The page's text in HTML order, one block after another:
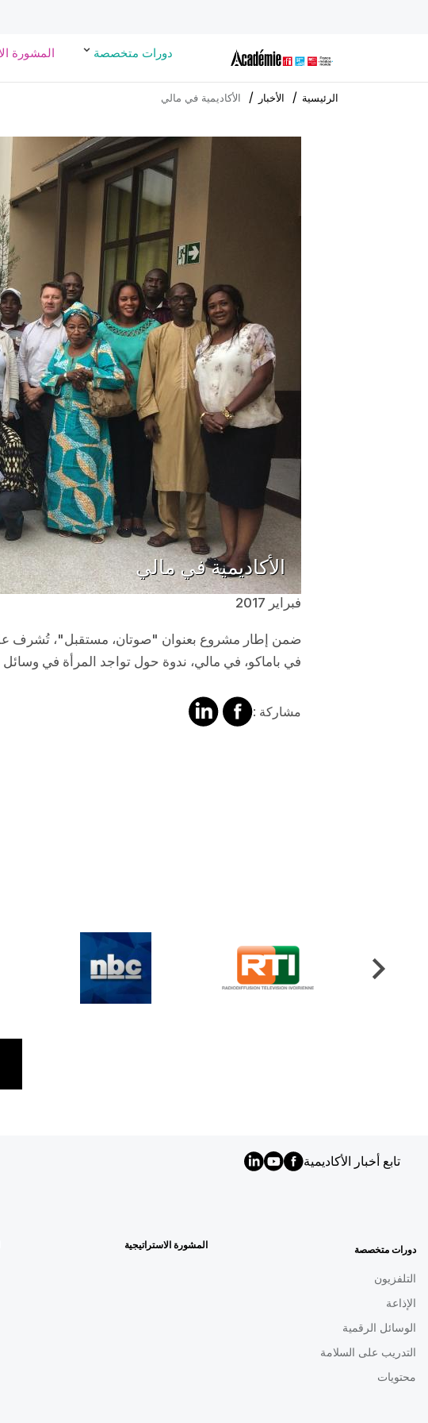
دورات متخصصة المشورة
الرئيسية الأخبار الأكاديمية في مالي
الأكاديمية في مالي
فبراير 2017
في باماكو، في مالي، ندوة حول تواجد المرأة في وسائل
مشاركة :مشاركة
على
مشالرة
على
تابع أخبار الأكاديمية
AR
دورات متخصصة
التلفزيون
الإذاعة
الوسائل الرقمية
التدريب على السلامة
محتويات
المشورة الاستراتيجية